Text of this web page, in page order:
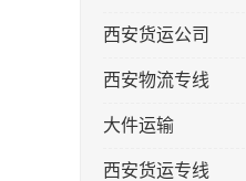
西安货运公司
西安物流专线
大件运输
西安货运专线